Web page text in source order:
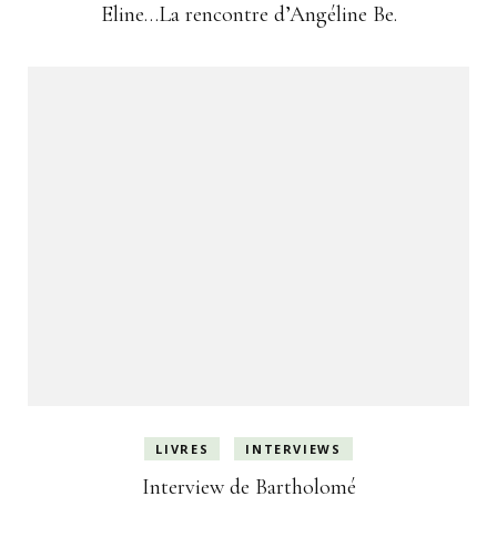
Eline…La rencontre d’Angéline Be.
LIVRES INTERVIEWS
Interview de Bartholomé